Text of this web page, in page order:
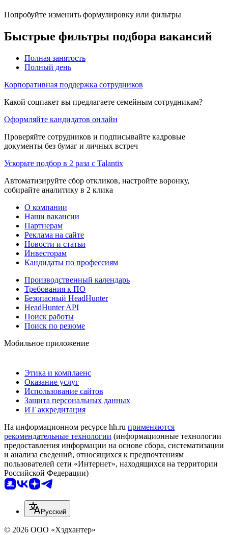
Попробуйте изменить формулировку или фильтры
Быстрые фильтры подбора вакансий
Полная занятость
Полный день
Корпоративная поддержка сотрудников
Какой соцпакет вы предлагаете семейным сотрудникам?
Оформляйте кандидатов онлайн
Проверяйте сотрудников и подписывайте кадровые
документы без бумаг и личных встреч
Ускорьте подбор в 2 раза с Talantix
Автоматизируйте сбор откликов, настройте воронку,
собирайте аналитику в 2 клика
О компании
Наши вакансии
Партнерам
Реклама на сайте
Новости и статьи
Инвесторам
Кандидаты по профессиям
Производственный календарь
Требования к ПО
Безопасный HeadHunter
HeadHunter API
Поиск работы
Поиск по резюме
Мобильное приложение
Этика и комплаенс
Оказание услуг
Использование сайтов
Защита персональных данных
ИТ аккредитация
На информационном ресурсе hh.ru применяются
рекомендательные технологии (информационные технологии
предоставления информации на основе сбора, систематизации
и анализа сведений, относящихся к предпочтениям
пользователей сети «Интернет», находящихся на территории
Российской Федерации)
Русский
© 2026 ООО «Хэдхантер»